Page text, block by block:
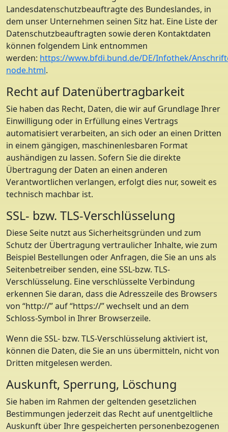
Landesdatenschutzbeauftragte des Bundeslandes, in
dem unser Unternehmen seinen Sitz hat. Eine Liste der
Datenschutzbeauftragten sowie deren Kontaktdaten
können folgendem Link entnommen
werden: https://www.bfdi.bund.de/DE/Infothek/
node.html.
Recht auf Datenübertragbarkeit
Sie haben das Recht, Daten, die wir auf Grundlage Ihrer
Einwilligung oder in Erfüllung eines Vertrags
automatisiert verarbeiten, an sich oder an einen Dritten
in einem gängigen, maschinenlesbaren Format
aushändigen zu lassen. Sofern Sie die direkte
Übertragung der Daten an einen anderen
Verantwortlichen verlangen, erfolgt dies nur, soweit es
technisch machbar ist.
SSL- bzw. TLS-Verschlüsselung
Diese Seite nutzt aus Sicherheitsgründen und zum
Schutz der Übertragung vertraulicher Inhalte, wie zum
Beispiel Bestellungen oder Anfragen, die Sie an uns als
Seitenbetreiber senden, eine SSL-bzw. TLS-
Verschlüsselung. Eine verschlüsselte Verbindung
erkennen Sie daran, dass die Adresszeile des Browsers
von “http://” auf “https://” wechselt und an dem
Schloss-Symbol in Ihrer Browserzeile.
Wenn die SSL- bzw. TLS-Verschlüsselung aktiviert ist,
können die Daten, die Sie an uns übermitteln, nicht von
Dritten mitgelesen werden.
Auskunft, Sperrung, Löschung
Sie haben im Rahmen der geltenden gesetzlichen
Bestimmungen jederzeit das Recht auf unentgeltliche
Auskunft über Ihre gespeicherten personenbezogenen